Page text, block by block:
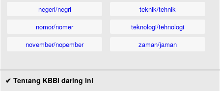
negeri/negri
nomor/nomer
november/nopember
teknik/tehnik
teknologi/tehnologi
zaman/jaman
✔ Tentang KBBI daring ini